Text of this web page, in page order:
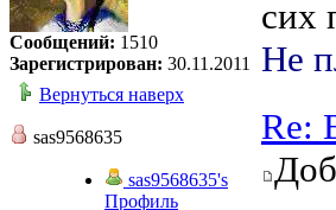
Сообщений: 1510
Зарегистрирован: 30.11.2011
сих
Не
Вернуться наверх
sas9568635
sas9568635's
Профиль
Re: